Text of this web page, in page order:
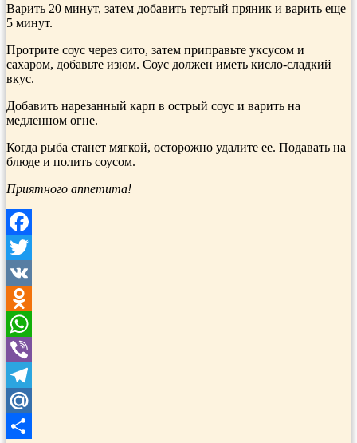
Варить 20 минут, затем добавить тертый пряник и варить еще
5 минут.
Протрите соус через сито, затем приправьте уксусом и
сахаром, добавьте изюм. Соус должен иметь кисло-сладкий
вкус.
Добавить нарезанный карп в острый соус и варить на
медленном огне.
Когда рыба станет мягкой, осторожно удалите ее. Подавать на
блюде и полить соусом.
Приятного аппетита!
Facebook
Twitter
VK
Odnoklassniki
WhatsApp
Viber
Telegram
Mail.Ru